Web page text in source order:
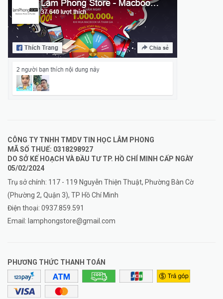
CÔNG TY TNHH TMDV TIN HỌC LÂM PHONG
MÃ SỐ THUẾ: 0318298927
DO SỞ KẾ HOẠCH VÀ ĐẦU TƯ TP. HỒ CHÍ MINH CẤP NGÀY
05/02/2024
Trụ sở chính: 117 - 119 Nguyễn Thiện Thuật, Phường Bàn Cờ
(Phường 2, Quận 3), TP Hồ Chí Minh
Điện thoại: 0937.859.591
Email: lamphongstore@gmail.com
PHƯƠNG THỨC THANH TOÁN